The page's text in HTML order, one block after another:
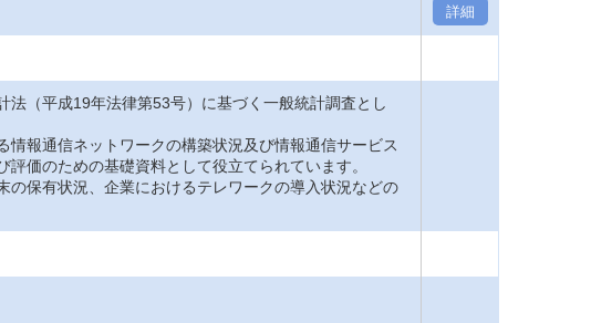
詳細
（平成19年法律第53号）に基づく一般統計調査とし
報通信ネットワークの構築状況及び情報通信サービス
価のための基礎資料として役立てられています。
保有状況、企業におけるテレワークの導入状況などの